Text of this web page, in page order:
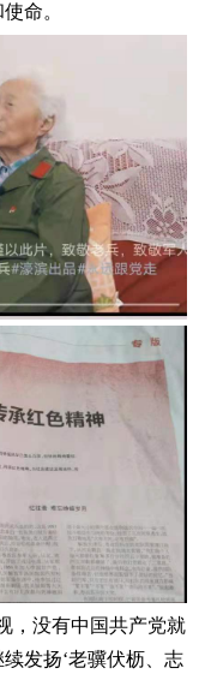
命。
没有中国共产党就
发扬‘老骥伏枥、志